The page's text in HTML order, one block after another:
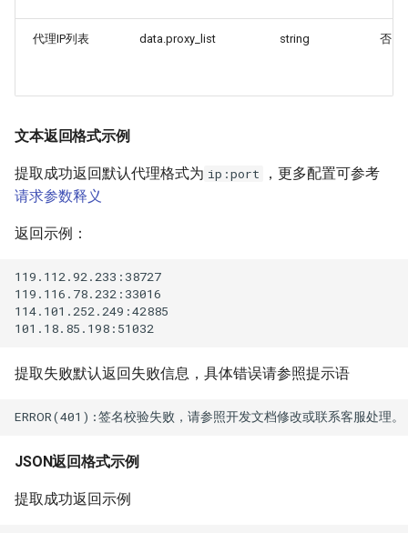
代理IP列表 data.proxy_list string 否
文本返回格式示例
提取成功返回默认代理格式为 ip:port
，更多配置可参考
请求参数释义
返回示例：
119.112.92.233:38727
119.116.78.232:33016
114.101.252.249:42885
提取失败默认返回失败信息，具体错误请参照提示语
JSON返回格式示例
提取成功返回示例